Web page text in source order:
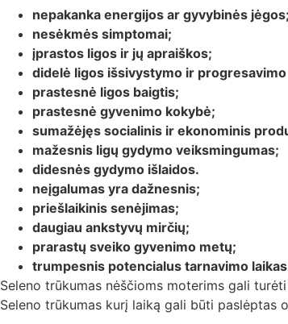
nepakanka energijos ar gyvybinės jėgos;
nesėkmės simptomai;
įprastos ligos ir jų apraiškos;
didelė ligos išsivystymo ir
prastesnė ligos baigtis;
prastesnė gyvenimo kokybė;
sumažėjęs socialinis ir ekonominis
mažesnis ligų gydymo veiksmingumas;
didesnės gydymo išlaidos.
neįgalumas yra dažnesnis;
priešlaikinis senėjimas;
daugiau ankstyvų mirčių;
prarastų sveiko gyvenimo metų;
trumpesnis potencialus tarnavimo
Seleno trūkumas nėščioms moterims gali
Seleno trūkumas kurį laiką gali būti paslėptas